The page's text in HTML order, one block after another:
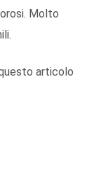
Molto
articolo